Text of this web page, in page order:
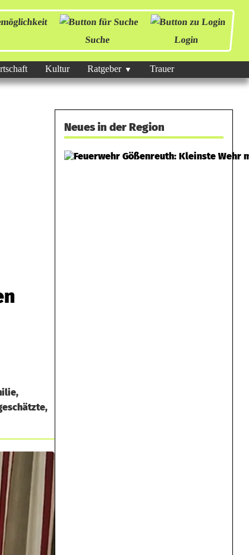
Suche Login
Kultur Ratgeber Trauer
Neues in der Region